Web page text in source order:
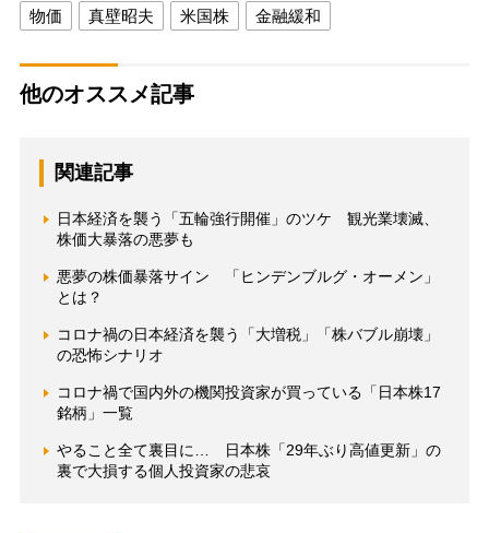
物価
真壁昭夫 米国株 金融緩和
他のオススメ記事
関連記事
日本経済を襲う「五輪強行開催」のツケ 観光業壊滅、
株価大暴落の悪夢も
悪夢の株価暴落サイン 「ヒンデンブルグ・オーメン」
とは？
コロナ禍の日本経済を襲う「大増税」「株バブル崩壊」
の恐怖シナリオ
コロナ禍で国内外の機関投資家が買っている「日本株17
銘柄」一覧
やること全て裏目に… 日本株「29年ぶり高値更新」の
裏で大損する個人投資家の悲哀